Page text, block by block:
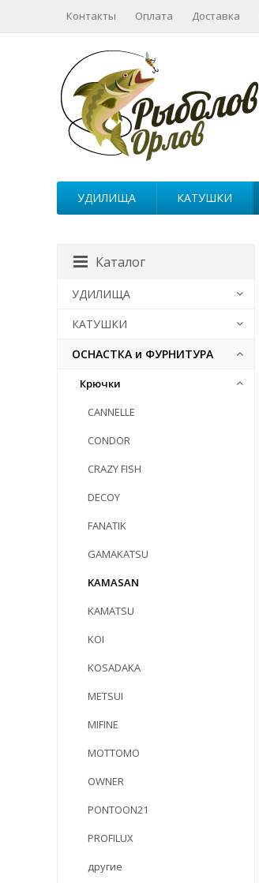
Контакты Оплата Доставка
УДИЛИЩА КАТУШКИ
Каталог
УДИЛИЩА
КАТУШКИ
ОСНАСТКА и ФУРНИТУРА
Крючки
CANNELLE
CONDOR
CRAZY FISH
DECOY
FANATIK
GAMAKATSU
KAMASAN
KAMATSU
KOI
KOSADAKA
METSUI
MIFINE
MOTTOMO
OWNER
PONTOON21
PROFILUX
другие